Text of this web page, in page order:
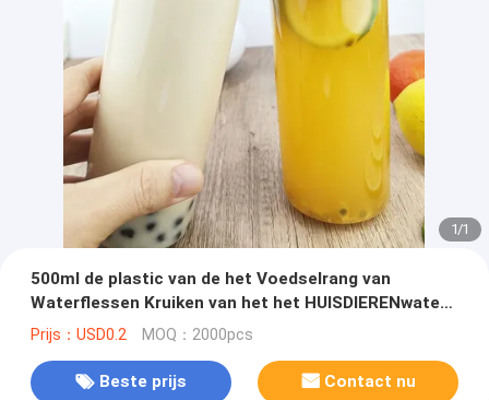
1/1
500ml de plastic van de het Voedselrang van
Waterflessen Kruiken van het het HUISDIERENwater
met Gemakkelijke Trekkrachtdekking
Prijs：USD0.2 MOQ：2000pcs
Beste prijs Contact nu